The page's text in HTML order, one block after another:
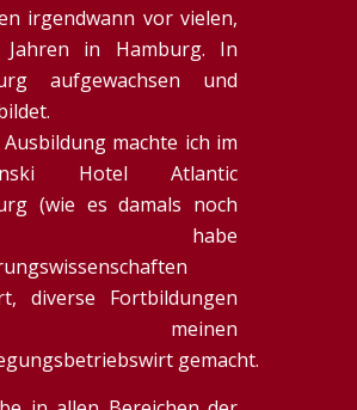
irgendwann vor vielen,
Jahren in Hamburg. In
aufgewachsen und
machte ich im
Hotel Atlantic
(wie es damals noch
habe
diverse Fortbildungen
meinen
gemacht.